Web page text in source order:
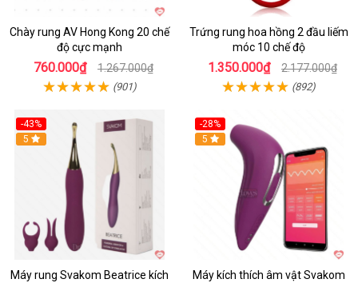
Chày rung AV Hong Kong 20 chế
độ cực mạnh
760.000₫ 1.267.000₫
(901)
Trứng rung hoa hồng 2 đầu liếm
móc 10 chế độ
1.350.000₫ 2.177.000₫
(892)
-43%
Hot
5
Máy rung Svakom Beatrice kích
-28%
Hot
5
Máy kích thích âm vật Svakom